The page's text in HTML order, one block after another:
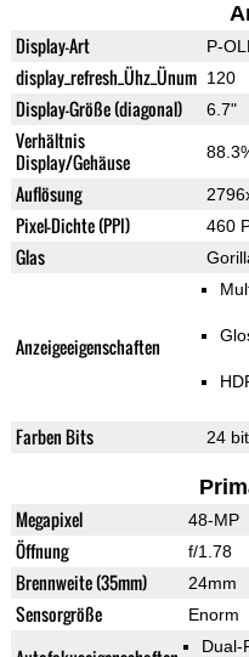
Display-Art P-
display_refresh_Ühz_Ünum 120
Display-Größe (diagonal) 6.7"
Verhältnis
Display/Gehäuse
Auflösung
Pixel-Dichte (PPI) 460
Glas
Anzeigeeigenschaften
Farben Bits 24 bit
Megapixel 48-MP
Öffnung f/1.78
Brennweite (35mm) 24mm
Sensorgröße Enorm
Dual-